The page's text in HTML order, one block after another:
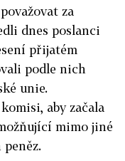
za
dnes poslanci
přijatém
podle nich
unie.
aby začala
mimo jiné